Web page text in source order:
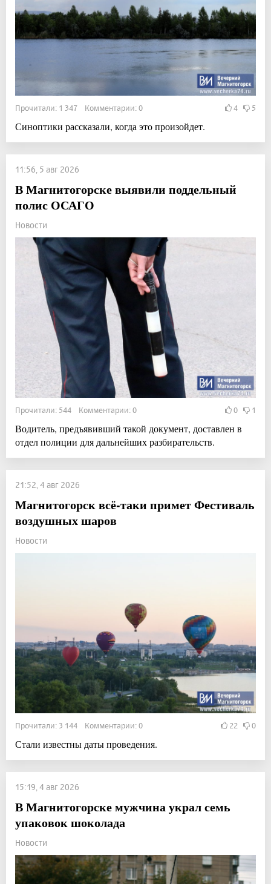
Прочитали: 1 347 Комментарии: 0 4 5
Синоптики рассказали, когда это произойдет.
11:56, 5 авг 2026
В Магнитогорске выявили поддельный
полис ОСАГО
Новости
Прочитали: 544 Комментарии: 0 0 1
Водитель, предъявивший такой документ, доставлен в
отдел полиции для дальнейших разбирательств.
21:52, 4 авг 2026
Магнитогорск всё-таки примет Фестиваль
воздушных шаров
Новости
Прочитали: 3 144 Комментарии: 0 22 0
Стали известны даты проведения.
15:19, 4 авг 2026
В Магнитогорске мужчина украл семь
упаковок шоколада
Новости